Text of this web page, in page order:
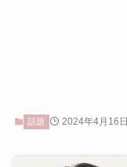
話題 2024年4月16日